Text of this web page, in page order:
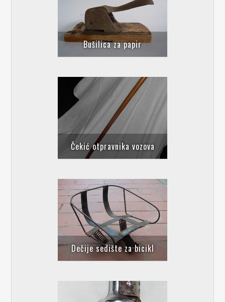
Bušilica za papir
Čekić otpravnika vozova
Dečije sedište za bicikl